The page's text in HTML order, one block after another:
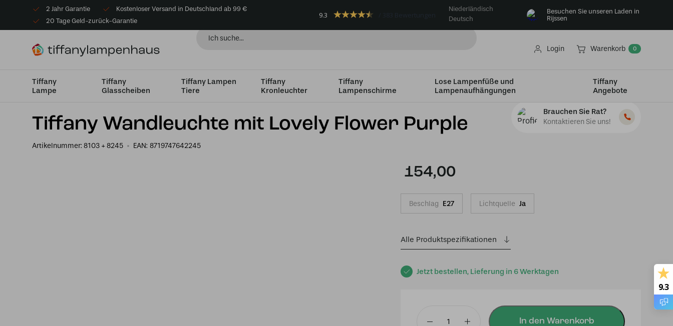
2 Jahr Garantie
Kostenloser Versand in Deutschland ab 99 €
20 Tage Geld-zurück-Garantie
9.3
Niederländisch
Deutsch
Besuchen Sie unseren Laden in
Rijssen
Login Warenkorb 0
Tiffany
Lampe
Tiffany
Glasscheiben
Tiffany Lampen
Tiere
Tiffany
Kronleuchter
Tiffany
Lampenschirme
Lose Lampenfüße und
Lampenaufhängungen
Tiffany
Angebote
Startseite Tiffany Wandleuchte Wandleuchte mit Wandhalterung Tiffany Wandleuchte mit Lovely Flower Purple
Tiffany Wandleuchte mit Lovely Flower Purple
Artikelnummer: 8103 + 8245 EAN: 8719747642245
Brauchen Sie Rat?
Kontaktieren Sie uns!
Jetzt bestellen, Lieferung in 6 Werktagen
154,00
Beschlag E27 Lichtquelle Ja
Alle Produktspezifikationen
In den Warenkorb
9.3